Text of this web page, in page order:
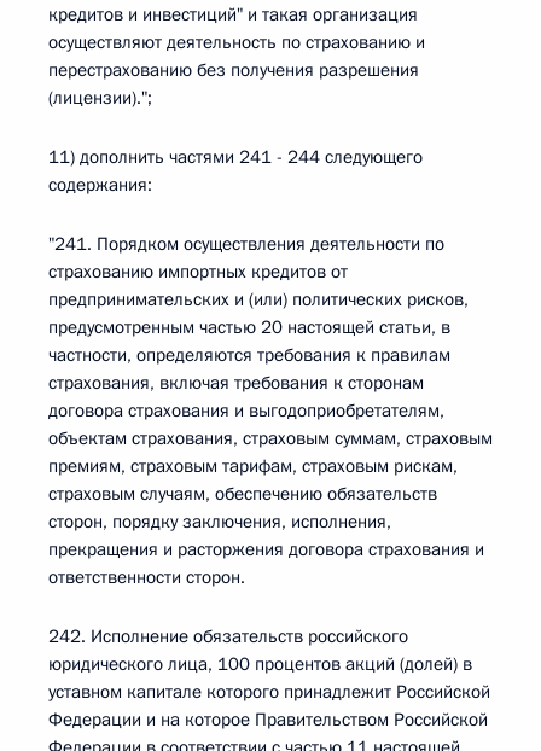
кредитов и инвестиций" и такая организация
осуществляют деятельность по страхованию и
перестрахованию без получения разрешения
(лицензии).";
11) дополнить частями 241 - 244 следующего
содержания:
"241. Порядком осуществления деятельности по
страхованию импортных кредитов от
предпринимательских и (или) политических рисков,
предусмотренным частью 20 настоящей статьи, в
частности, определяются требования к правилам
страхования, включая требования к сторонам
договора страхования и выгодоприобретателям,
объектам страхования, страховым суммам, страховым
премиям, страховым тарифам, страховым рискам,
страховым случаям, обеспечению обязательств
сторон, порядку заключения, исполнения,
прекращения и расторжения договора страхования и
ответственности сторон.
242. Исполнение обязательств российского
юридического лица, 100 процентов акций (долей) в
уставном капитале которого принадлежит Российской
Федерации и на которое Правительством Российской